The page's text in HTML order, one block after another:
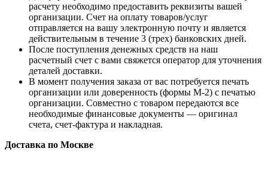
расчету необходимо предоставить реквизиты вашей
организации. Счет на оплату товаров/услуг
отправляется на вашу электронную почту и является
действительным в течение 3 (трех) банковских дней.
После поступления денежных средств на наш
расчетный счет с вами свяжется оператор для уточнения
деталей доставки.
В момент получения заказа от вас потребуется печать
организации или доверенность (формы М-2) с печатью
организации. Совместно с товаром передаются все
необходимые финансовые документы — оригинал
счета, счет-фактура и накладная.
Доставка по Москве